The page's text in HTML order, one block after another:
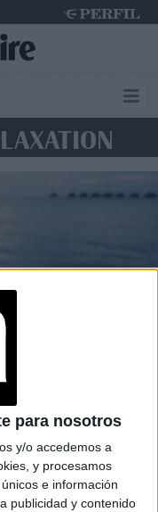
para nosotros
y/o accedemos a
y procesamos
e información
publicidad y contenido
de
más
de la